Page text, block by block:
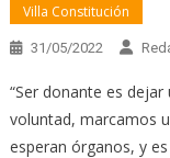
Villa Constitución
31/05/2022
“Ser donante es
voluntad, marcamos
esperan órganos, y